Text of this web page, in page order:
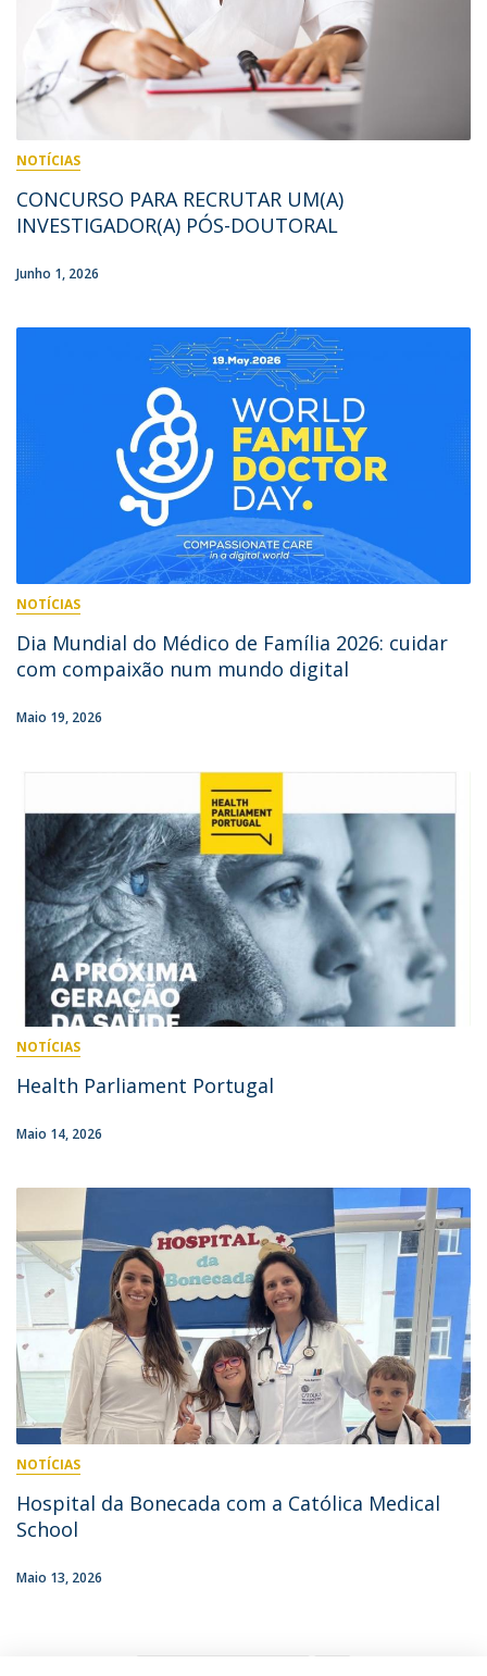
NOTÍCIAS
CONCURSO PARA RECRUTAR UM(A)
INVESTIGADOR(A) PÓS-DOUTORAL
Junho 1, 2026
NOTÍCIAS
Dia Mundial do Médico de Família 2026: cuidar
com compaixão num mundo digital
Maio 19, 2026
NOTÍCIAS
Health Parliament Portugal
Maio 14, 2026
NOTÍCIAS
Hospital da Bonecada com a Católica Medical
School
Maio 13, 2026